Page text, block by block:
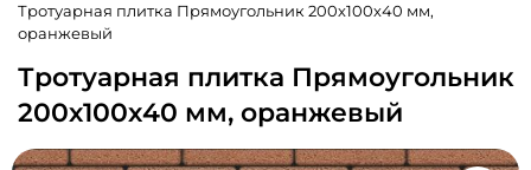
Тротуарная плитка Прямоугольник 200х100х40 мм,
оранжевый
Тротуарная плитка Прямоугольник
200х100х40 мм, оранжевый